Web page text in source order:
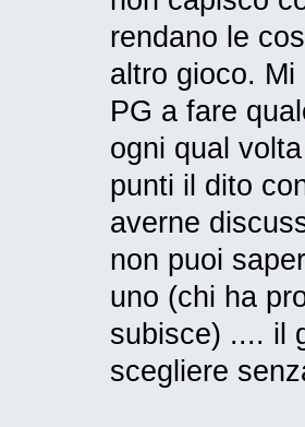
rendano le
altro gioco.
PG a fare
ogni qual
punti il dito
averne
non puoi
uno (chi ha
subisce) .... il
scegliere